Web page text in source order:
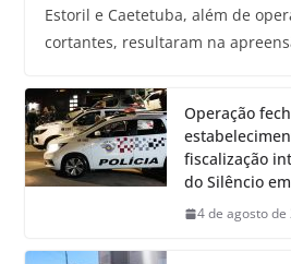
Estoril e Caetetuba, além de
cortantes, resultaram na
Operação
fiscalização
do Silêncio
4 de agosto de